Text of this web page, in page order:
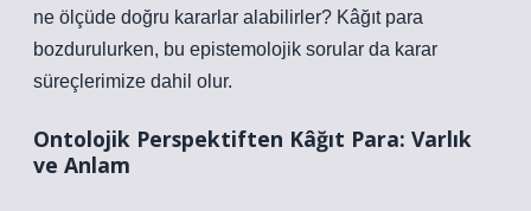
ne ölçüde doğru kararlar alabilirler? Kâğıt para
bozdurulurken, bu epistemolojik sorular da karar
süreçlerimize dahil olur.
Ontolojik Perspektiften Kâğıt Para: Varlık
ve Anlam